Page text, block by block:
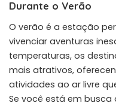
Durante o Verão
O verão é a estação
vivenciar aventuras
temperaturas, os
mais atrativos,
atividades ao ar livre
Se você está em busca